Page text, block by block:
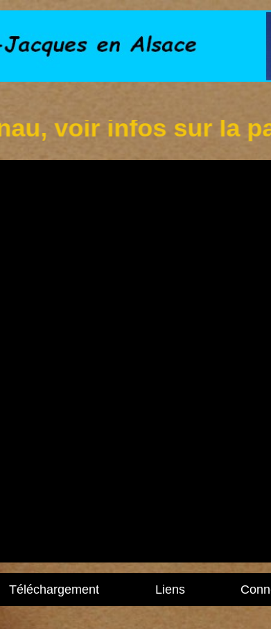
infos sur la page
Téléchargement Liens